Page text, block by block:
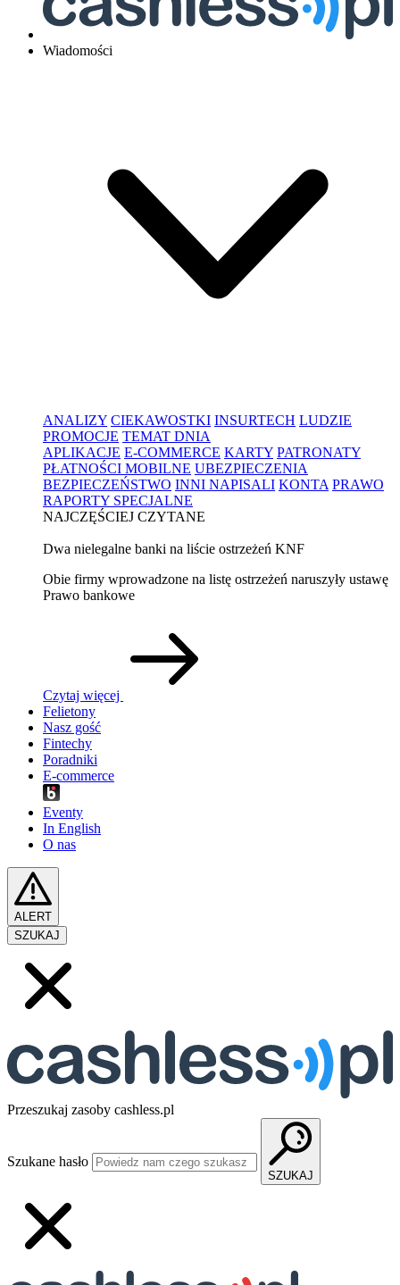
Wiadomości
ANALIZY CIEKAWOSTKI INSURTECH LUDZIE
PROMOCJE TEMAT DNIA
APLIKACJE E-COMMERCE KARTY PATRONATY
PŁATNOŚCI MOBILNE UBEZPIECZENIA
BEZPIECZEŃSTWO INNI NAPISALI KONTA PRAWO
RAPORTY SPECJALNE
NAJCZĘŚCIEJ CZYTANE
Dwa nielegalne banki na liście ostrzeżeń KNF
Obie firmy wprowadzone na listę ostrzeżeń naruszyły ustawę
Prawo bankowe
Czytaj więcej
Felietony
Nasz gość
Fintechy
Poradniki
E-commerce
Eventy
In English
O nas
ALERT
SZUKAJ
Przeszukaj zasoby cashless.pl
Szukane hasło
SZUKAJ